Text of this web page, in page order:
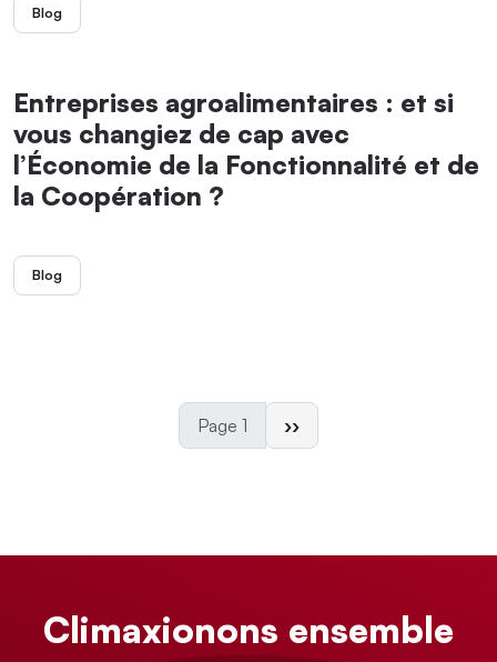
Blog
Entreprises agroalimentaires : et si
vous changiez de cap avec
l’Économie de la Fonctionnalité et de
la Coopération ?
Blog
Page 1 Page suivante
››
Climaxionons ensemble